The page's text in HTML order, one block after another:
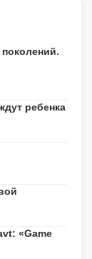
ребенка
«Game